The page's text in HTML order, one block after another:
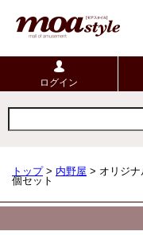
ログイン
トップ> 内野屋 > オリジナ
個セット